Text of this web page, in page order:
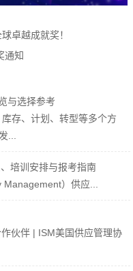
卓越成就奖！
通知
与选择参考
存、计划、转型等多个方
...
培训安排与报考指南
）供应...
伙伴 | ISM美国供应管理协